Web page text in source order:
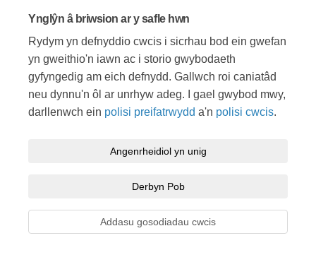
Ynglŷn â briwsion ar y safle hwn
Rydym yn defnyddio cwcis i sicrhau bod ein gwefan
yn gweithio'n iawn ac i storio gwybodaeth
gyfyngedig am eich defnydd. Gallwch roi caniatâd
neu dynnu'n ôl ar unrhyw adeg. I gael gwybod mwy,
darllenwch ein polisi preifatrwydd a'n polisi cwcis.
Angenrheidiol yn unig
Derbyn Pob
Addasu gosodiadau cwcis
Sylwadau
"Mae angen meinciau arnon ni ar hyd y
priffyrdd – byddai'n gwneud cerdded i'r dref yn
bosibl i ni."
"Mae’r Parc Glas a Pharc Dyfrig yn hen ac mae
angen eu diweddaru."
hysbryd – mwy o hynny os gwelwch yn dda."
Tynnodd trigolion sylw at ba mor bwysig yw
cysylltiadau cymunedol, gerddi cyffredin a